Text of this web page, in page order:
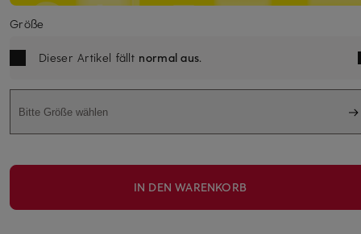
Größe
Dieser Artikel fällt normal aus.
Bitte Größe wählen
IN DEN WARENKORB